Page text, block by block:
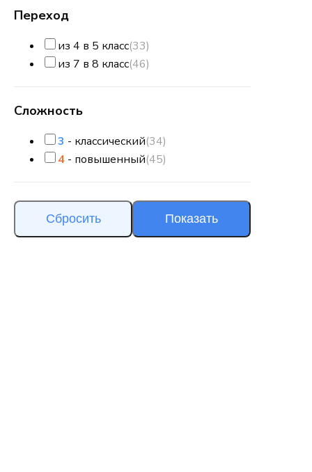
Переход
из 4 в 5 класс(33)
из 7 в 8 класс(46)
Сложность
3 - классический(34)
4 - повышенный(45)
Сбросить Показать